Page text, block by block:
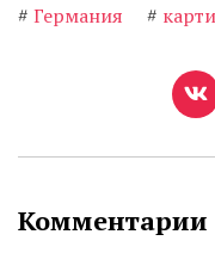
# Германия #
Комментарии